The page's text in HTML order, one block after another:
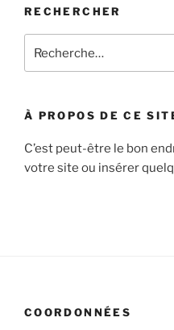
RECHERCHER
pour
À PROPOS DE CE
C’est peut-être le bon
votre site ou insérer
COORDONNÉES